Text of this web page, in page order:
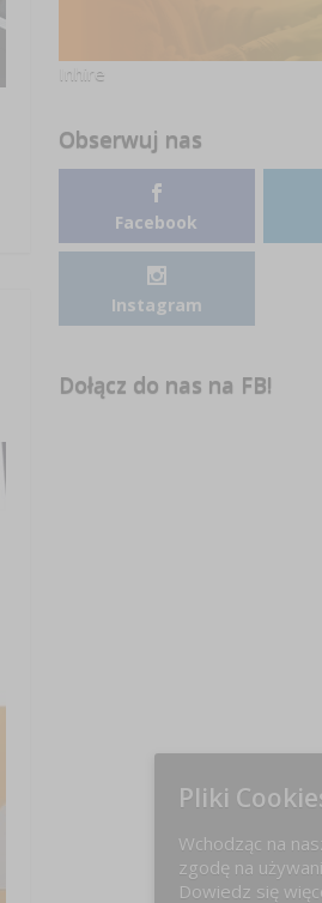
Inhire
Obserwuj nas
Facebook
Instagram
Dołącz do nas na FB!
Pliki
Wchodząc na
zgodę na
Dowiedz się